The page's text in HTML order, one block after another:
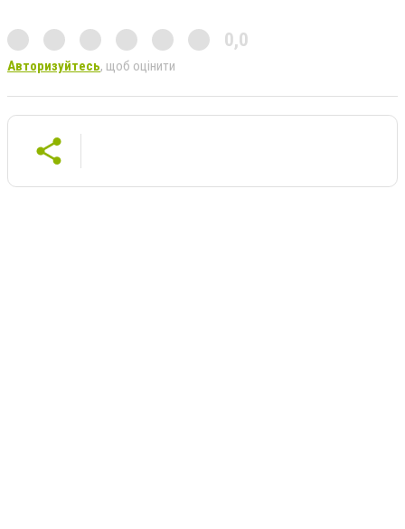
0,0
Авторизуйтесь, щоб оцінити